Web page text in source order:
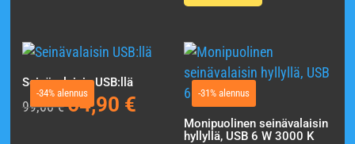
-34% alennus
Seinävalaisin USB:llä
99,00€Alkuperäinen
64,90 €Nykyinen
-31% alennus
Monipuolinen seinävalaisin
hyllyllä, USB 6 W 3000 K